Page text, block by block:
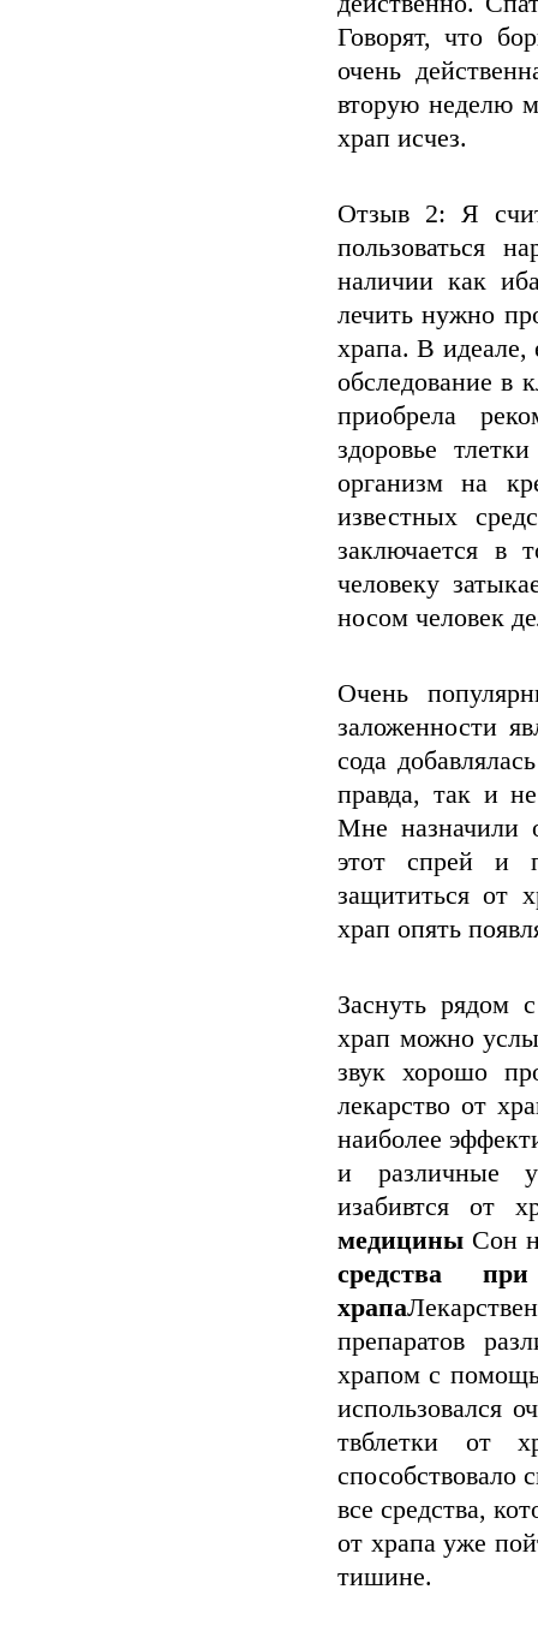
Говорят, что
очень
вторую неделю
храп исчез.
Отзыв 2: Я
пользоваться
наличии как
лечить нужно
храпа. В
обследование в
приобрела
здоровье
организм на
известных
заключается в
человеку
носом человек
Очень
заложенности
сода
правда, так и
Мне назначили
этот спрей и
защититься от
храп опять
Заснуть рядом
храп можно
звук хорошо
лекарство от
наиболее
и различные
изабивтся от
медицины Сон
средства
храпа
препаратов
храпом с
использовался
твблетки от
способствовало
все средства,
от храпа уже
тишине.